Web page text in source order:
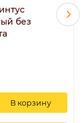
без
В корзину